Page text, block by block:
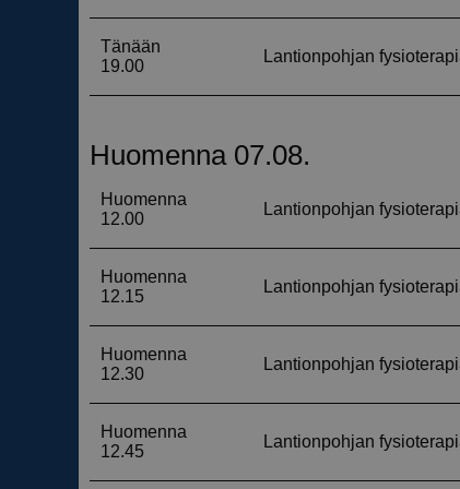
__cf_bm
__cf_bm